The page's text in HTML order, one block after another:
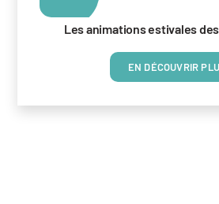
Les animations estivales
EN DÉCOUVRIR